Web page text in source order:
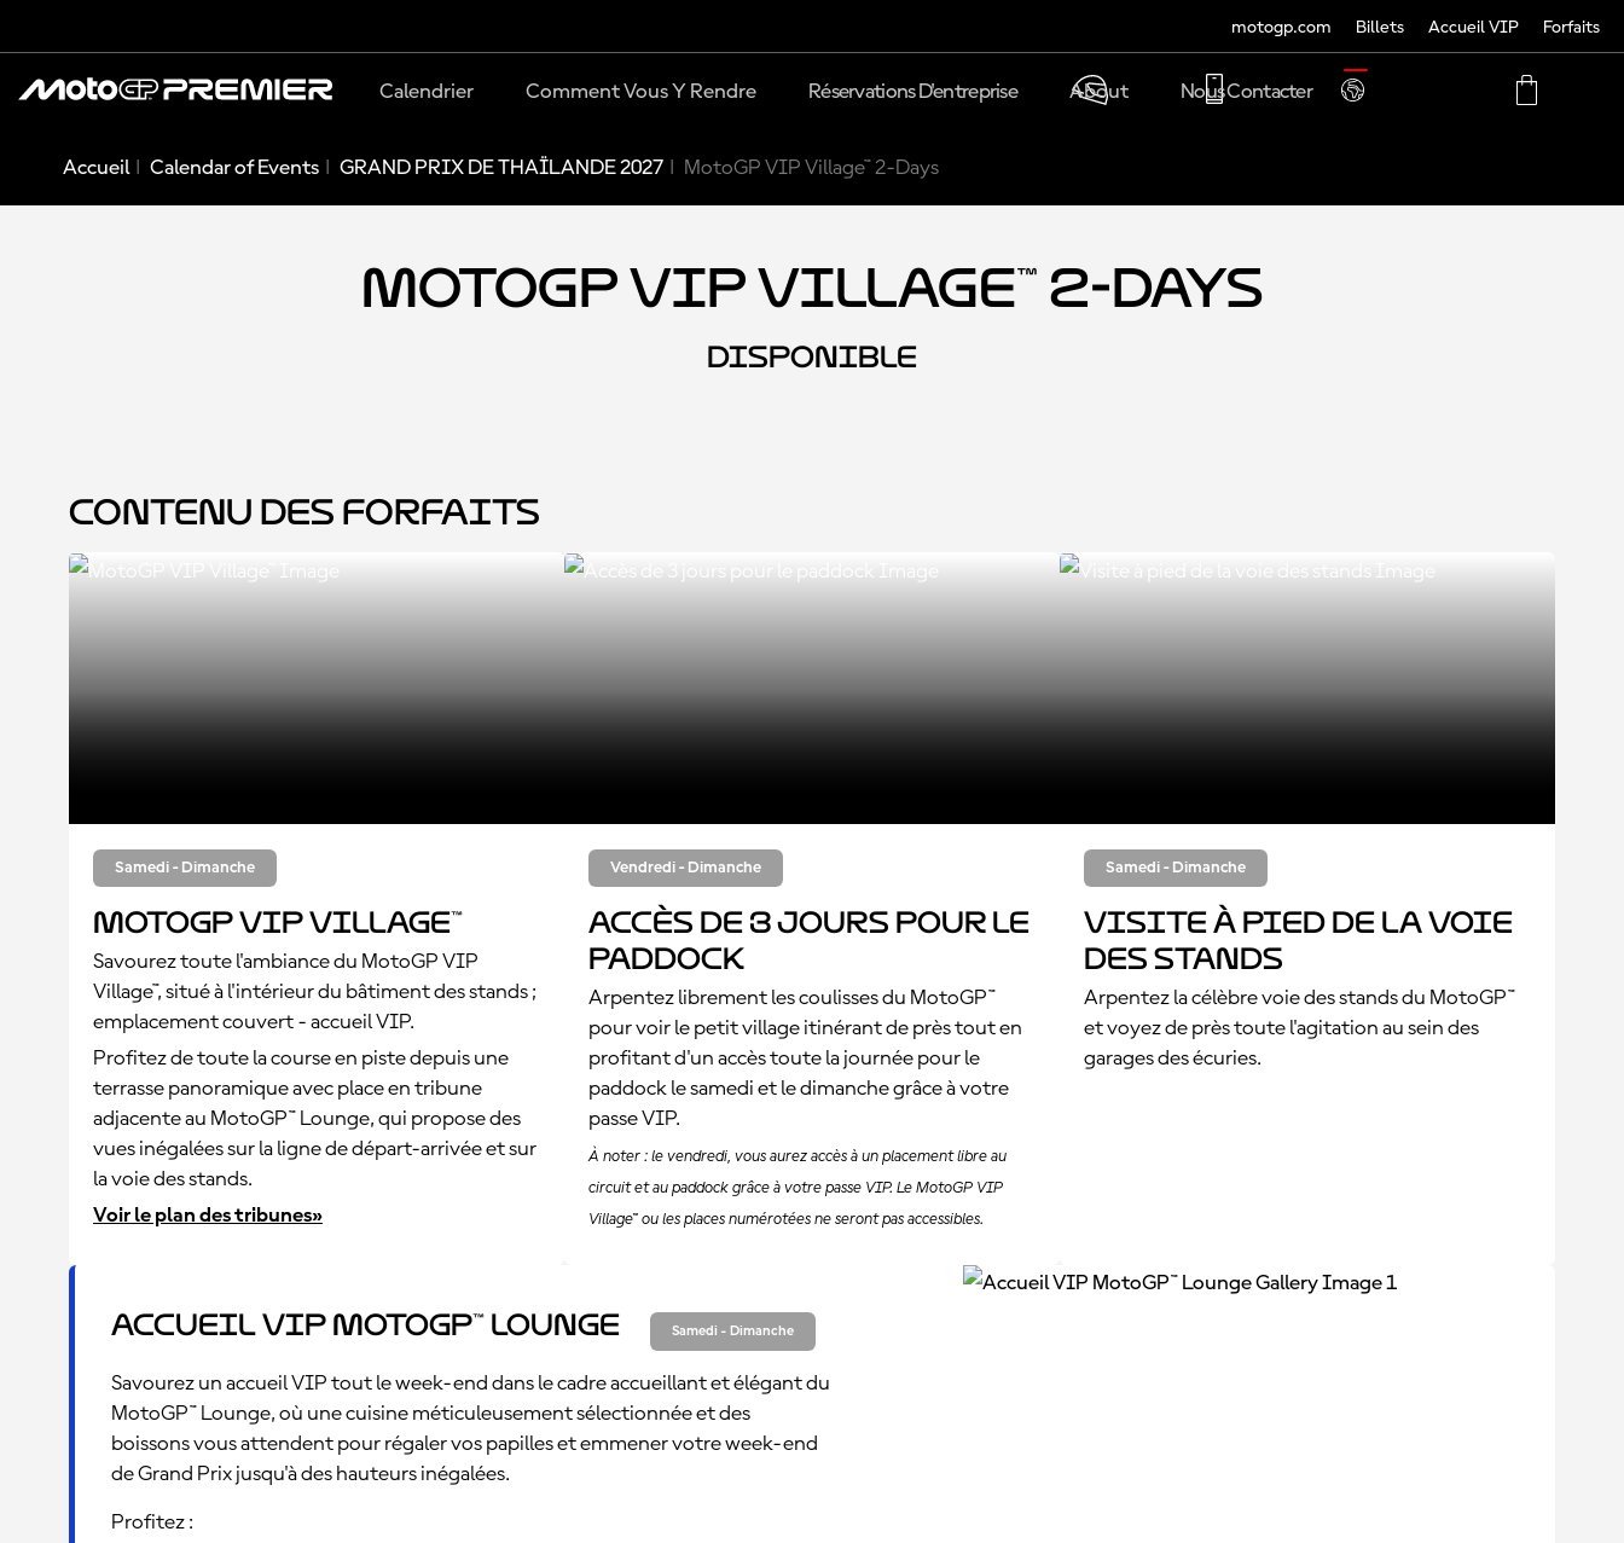
motogp.com Billets Accueil VIP Forfaits
TRANSLATE
PHONE
MY
Calendrier Comment Vous Y Rendre Réservations D'entreprise About Nous Contacter
Accueil Calendar of Events GRAND PRIX DE THAÏLANDE 2027 MotoGP VIP Village™ 2-Days
MotoGP VIP Village™ 2-Days
DISPONIBLE
Contenu des forfaits
Samedi - Dimanche
MotoGP VIP Village™
Savourez toute l'ambiance du MotoGP VIP
Village™, situé à l'intérieur du bâtiment des stands ;
emplacement couvert - accueil VIP.
Profitez de toute la course en piste depuis une
terrasse panoramique avec place en tribune
adjacente au MotoGP™ Lounge, qui propose des
vues inégalées sur la ligne de départ-arrivée et sur
la voie des stands.
Voir le plan des tribunes»
Vendredi - Dimanche
Accès de 3 jours pour le
paddock
Arpentez librement les coulisses du MotoGP™
pour voir le petit village itinérant de près tout en
profitant d'un accès toute la journée pour le
paddock le samedi et le dimanche grâce à votre
passe VIP.
À noter : le vendredi, vous aurez accès à un placement libre au
circuit et au paddock grâce à votre passe VIP. Le MotoGP VIP
Village™ ou les places numérotées ne seront pas accessibles.
Samedi - Dimanche
Visite à pied de la voie
des stands
Arpentez la célèbre voie des stands du MotoGP™
et voyez de près toute l'agitation au sein des
garages des écuries.
Accueil VIP MotoGP™ Lounge Samedi - Dimanche
Savourez un accueil VIP tout le week-end dans le cadre accueillant et élégant du
MotoGP™ Lounge, où une cuisine méticuleusement sélectionnée et des
boissons vous attendent pour régaler vos papilles et emmener votre week-end
de Grand Prix jusqu'à des hauteurs inégalées.
Profitez :